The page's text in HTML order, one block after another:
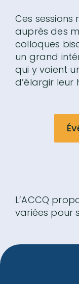
Ces
auprès des
colloques
un grand
qui y voient
d’élargir leur
L’ACCQ
variées pour